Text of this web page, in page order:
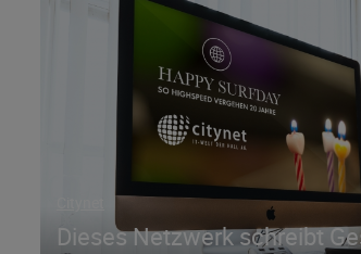
Dieses Netzwerk schreibt